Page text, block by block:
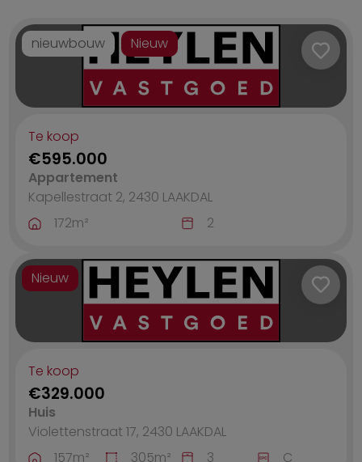
Commercieel
Garage/Parking
Industrieel
Kantoren
F
G
nieuwbouw Nieuw
Te koop
€595.000
Appartement
Kapellestraat 2, 2430 LAAKDAL
172m² 2
Nieuw
Te koop
€329.000
Huis
Violettenstraat 17, 2430 LAAKDAL
157m² 305m² 3 C